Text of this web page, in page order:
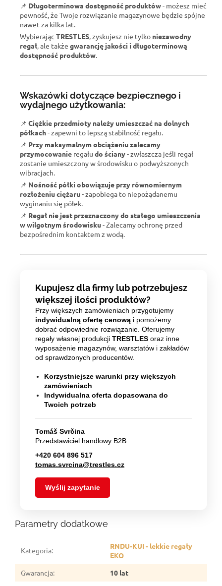
📌 Długoterminowa dostępność produktów- możesz mieć
pewność, że Twoje rozwiązanie magazynowe będzie spójne
nawet za kilka lat.
Wybierając TRESTLES , zyskujesz nie tylko niezawodny
regał , ale także gwarancję jakości i długoterminową
dostępność produktów
Wskazówki dotyczące bezpiecznego i
wydajnego użytkowania:
📌 Ciężkie przedmioty należy umieszczać na dolnych
półkach- zapewni to lepszą stabilność regału.
📌 Przy maksymalnym obciążeniu zalecamy
przymocowanie regału do ściany- zwłaszcza jeśli regał
zostanie umieszczony w środowisku o podwyższonych
wibracjach.
📌 Nośność półki obowiązuje przy równomiernym
rozłożeniu ciężaru- zapobiega to niepożądanemu
wyginaniu się półek.
📌 Regał nie jest przeznaczony do stałego umieszczenia
w wilgotnym środowisku- Zalecamy ochronę przed
bezpośrednim kontaktem z wodą.
Kupujesz dla firmy lub potrzebujesz
większej ilości produktów?
Przy większych zamówieniach przygotujemy
indywidualną ofertę cenową i pomożemy
dobrać odpowiednie rozwiązanie. Oferujemy
regały własnej produkcji TRESTLES oraz inne
wyposażenie magazynów, warsztatów i zakładów
od sprawdzonych producentów.
Korzystniejsze warunki przy większych
zamówieniach
Indywidualna oferta dopasowana do
Twoich potrzeb
Tomáš Svrčina
Przedstawiciel handlowy B2B
+420 604 896 517
tomas.svrcina@trestles.cz
Wyślij zapytanie
Parametry dodatkowe
Kategoria:
RNDU-KUI - lekkie regały
EKO
Gwarancja:
10 lat